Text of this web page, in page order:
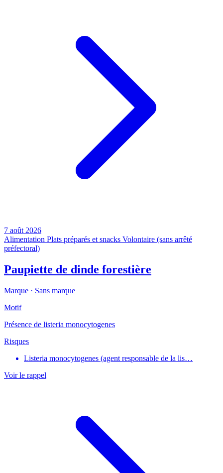
7 août 2026
Alimentation Plats préparés et snacks Volontaire (sans arrêté
préfectoral)
Paupiette de dinde forestière
Marque · Sans marque
Motif
Présence de listeria monocytogenes
Risques
Listeria monocytogenes (agent responsable de la lis…
Voir le rappel